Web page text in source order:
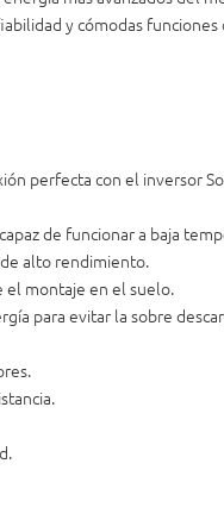
y cómodas funciones
perfecta con el inversor
de funcionar a baja
alto rendimiento.
el montaje en el suelo.
para evitar la sobre